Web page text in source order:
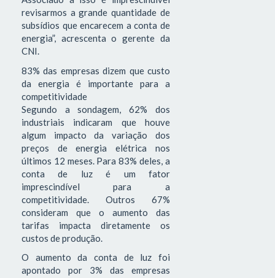
revisarmos a grande quantidade de
subsídios que encarecem a conta de
energia”, acrescenta o gerente da
CNI.
83% das empresas dizem que custo
da energia é importante para a
competitividade
Segundo a sondagem, 62% dos
industriais indicaram que houve
algum impacto da variação dos
preços de energia elétrica nos
últimos 12 meses. Para 83% deles, a
conta de luz é um fator
imprescindível para a
competitividade. Outros 67%
consideram que o aumento das
tarifas impacta diretamente os
custos de produção.
O aumento da conta de luz foi
apontado por 3% das empresas